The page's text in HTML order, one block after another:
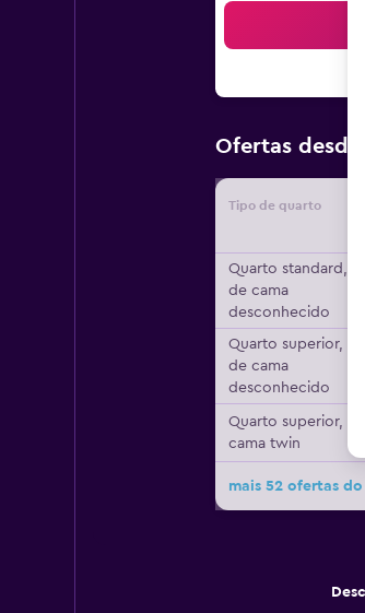
Ofertas desde
Tipo de quarto
Quarto standard,
de cama
desconhecido
Quarto superior,
de cama
desconhecido
Quarto superior, 1
cama twin
mais 52 ofertas